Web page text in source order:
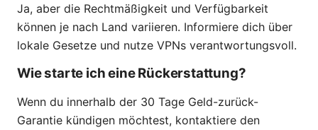
Ja, aber die Rechtmäßigkeit und Verfügbarkeit
können je nach Land variieren. Informiere dich über
lokale Gesetze und nutze VPNs verantwortungsvoll.
Wie starte ich eine Rückerstattung?
Wenn du innerhalb der 30 Tage Geld-zurück-
Garantie kündigen möchtest, kontaktiere den